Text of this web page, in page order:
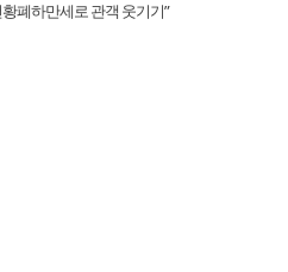
황폐하만세로 관객 웃기기”